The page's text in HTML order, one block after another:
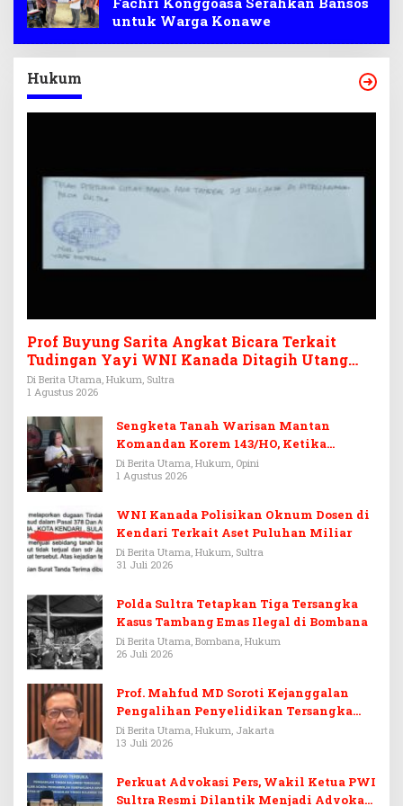
untuk Warga Konawe
Hukum
Prof Buyung Sarita Angkat Bicara Terkait
Tudingan Yayi WNI Kanada Ditagih Utang
Rp3,6 Miliar
Di Berita Utama, Hukum, Sultra
1 Agustus 2026
Sengketa Tanah Warisan Mantan
Komandan Korem 143/HO, Ketika
Warisan Menjadi Arena Pemerasan
Di Berita Utama, Hukum, Opini
1 Agustus 2026
WNI Kanada Polisikan Oknum Dosen di
Kendari Terkait Aset Puluhan Miliar
Di Berita Utama, Hukum, Sultra
31 Juli 2026
Polda Sultra Tetapkan Tiga Tersangka
Kasus Tambang Emas Ilegal di Bombana
Di Berita Utama, Bombana, Hukum
26 Juli 2026
Prof. Mahfud MD Soroti Kejanggalan
Pengalihan Penyelidikan Tersangka
Febrie Adriansyah
Di Berita Utama, Hukum, Jakarta
13 Juli 2026
Perkuat Advokasi Pers, Wakil Ketua PWI
Sultra Resmi Dilantik Menjadi Advokat